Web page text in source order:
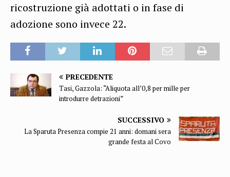
ricostruzione già adottati o in fase di
adozione sono invece 22.
PRECEDENTE
Tasi, Gazzola: “Aliquota all’0,8 per mille per
introdurre detrazioni”
SUCCESSIVO
La Sparuta Presenza compie 21 anni: domani sera
grande festa al Covo